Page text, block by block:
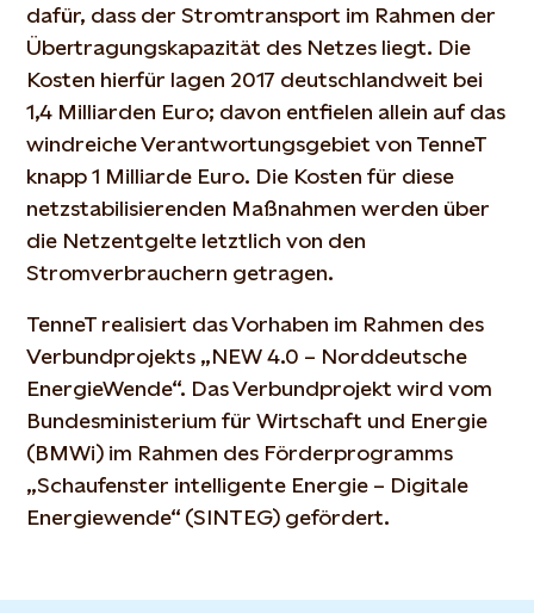
dafür, dass der Stromtransport im Rahmen der
Übertragungskapazität des Netzes liegt. Die
Kosten hierfür lagen 2017 deutschlandweit bei
1,4 Milliarden Euro; davon entfielen allein auf das
windreiche Verantwortungsgebiet von TenneT
knapp 1 Milliarde Euro. Die Kosten für diese
netzstabilisierenden Maßnahmen werden über
die Netzentgelte letztlich von den
Stromverbrauchern getragen.
TenneT realisiert das Vorhaben im Rahmen des
Verbundprojekts „NEW 4.0 – Norddeutsche
EnergieWende“. Das Verbundprojekt wird vom
Bundesministerium für Wirtschaft und Energie
(BMWi) im Rahmen des Förderprogramms
„Schaufenster intelligente Energie – Digitale
Energiewende“ (SINTEG) gefördert.